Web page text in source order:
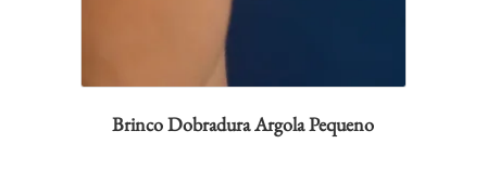
Brinco Dobradura Argola Pequeno